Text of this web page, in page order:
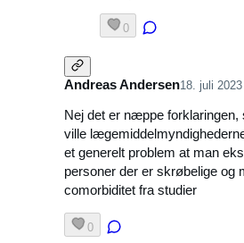
0
Andreas Andersen18. juli 2023
Nej det er næppe forklaringen,
ville
et generelt problem at man
personer der er skrøbelige og
comorbiditet fra studier
0